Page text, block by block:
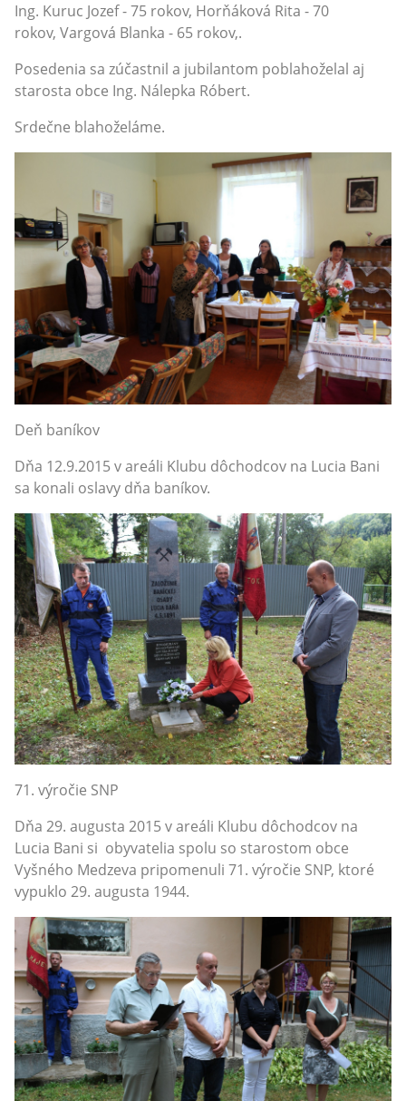
Ing. Kuruc Jozef - 75 rokov, Horňáková Rita - 70
rokov, Vargová Blanka - 65 rokov,.
Posedenia sa zúčastnil a jubilantom poblahoželal aj
starosta obce Ing. Nálepka Róbert.
Srdečne blahoželáme.
Deň baníkov
Dňa 12.9.2015 v areáli Klubu dôchodcov na Lucia Bani
sa konali oslavy dňa baníkov.
71. výročie SNP
Dňa 29. augusta 2015 v areáli Klubu dôchodcov na
Lucia Bani si obyvatelia spolu so starostom obce
Vyšného Medzeva pripomenuli 71. výročie SNP, ktoré
vypuklo 29. augusta 1944.